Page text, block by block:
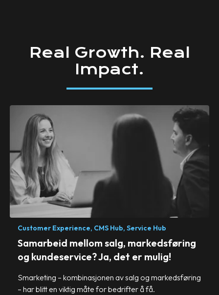
Real Growth. Real
Impact.
Customer Experience, CMS Hub, Service Hub
Samarbeid mellom salg, markedsføring
og kundeservice? Ja, det er mulig!
Smarketing – kombinasjonen av salg og markedsføring
– har blitt en viktig måte for bedrifter å få.